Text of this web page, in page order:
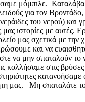
μόμπιλε.
για τον
του νερού) και
ιστορίες με αυτές.
μας σχετικά με την
και να
να μην σπαταλούν το
κολλήσαμε στις
κατανοήσαμε
μας.
Μη σπαταλάτε